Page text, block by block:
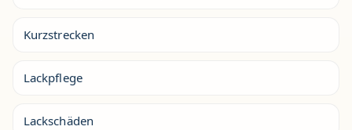
Kurzstrecken
Lackpflege
Lackschäden